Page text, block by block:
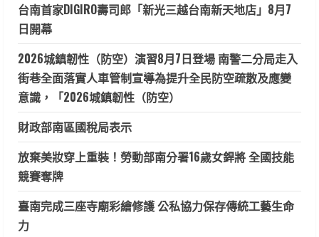
台南首家DIGIRO壽司郎「新光三越台南新天地店」8月7
日開幕
2026城鎮韌性（防空）演習8月7日登場 南警二分局走入
街巷全面落實人車管制宣導為提升全民防空疏散及應變
意識，「2026城鎮韌性（防空）
財政部南區國稅局表示
放棄美妝穿上重裝！勞動部南分署16歲女銲將 全國技能
競賽奪牌
臺南完成三座寺廟彩繪修護 公私協力保存傳統工藝生命
力